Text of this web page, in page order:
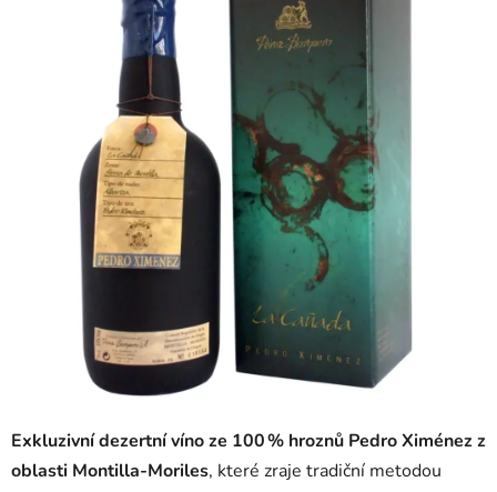
Exkluzivní dezertní víno ze 100 % hroznů Pedro Ximénez z
oblasti Montilla-Moriles, které zraje tradiční metodou